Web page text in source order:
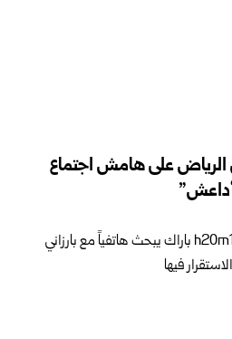
الرياض على هامش اجتماع
“داعش”